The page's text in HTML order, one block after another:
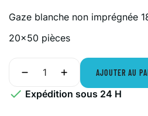
Gaze blanche non imprégnée
20x50 pièces
AJOUTER AU
 Expédition sous 24 H